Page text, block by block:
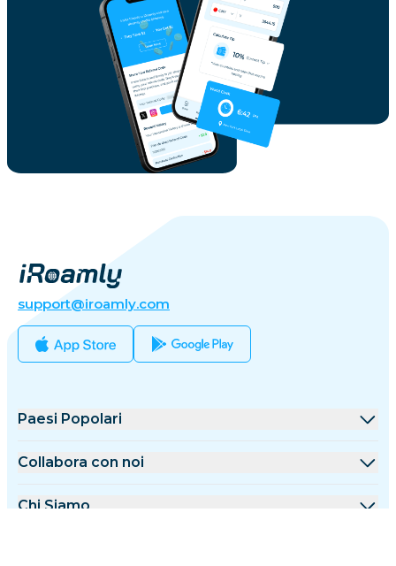
support@iroamly.com
Paesi Popolari
Stati Uniti
Collabora con noi
Piattaforma All'ingrosso
Chi Siamo